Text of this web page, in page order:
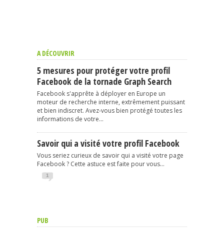
A DÉCOUVRIR
5 mesures pour protéger votre profil
Facebook de la tornade Graph Search
Facebook s'apprête à déployer en Europe un
moteur de recherche interne, extrêmement puissant
et bien indiscret. Avez-vous bien protégé toutes les
informations de votre...
Savoir qui a visité votre profil Facebook
Vous seriez curieux de savoir qui a visité votre page
Facebook ? Cette astuce est faite pour vous...
1
PUB